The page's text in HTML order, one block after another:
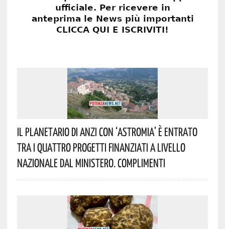
Il Planetario Di Anzi Con ‘Astromia’ È Entrato
Tra I Quattro Progetti Finanziati A Livello
Nazionale Dal Ministero. Complimenti